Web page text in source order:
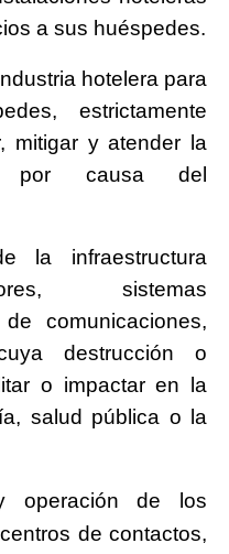
a sus huéspedes.
hotelera para
estrictamente
mitigar y atender la
por causa del
la infraestructura
sistemas
comunicaciones,
destrucción o
o impactar en la
salud pública o la
operación de los
de contactos,